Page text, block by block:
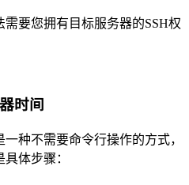
要您拥有目标服务器的SSH权
时间
种不需要命令行操作的方式，
体步骤：